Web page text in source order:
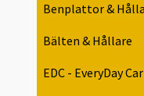
Benplattor &
Bälten & Hållare
EDC - EveryDay